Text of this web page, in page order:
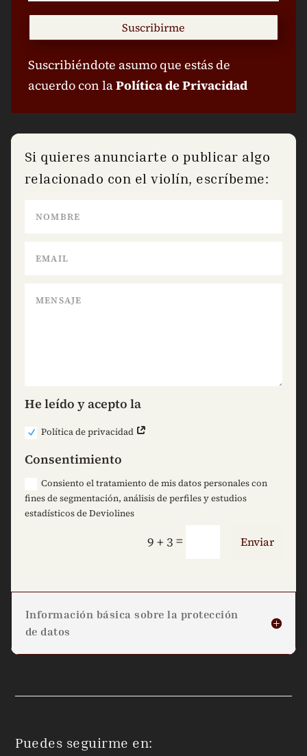
Suscribirme
Suscribiéndote asumo que estás de
acuerdo con laPolítica de Privacidad
Si quieres anunciarte o publicar algo
relacionado con el violín, escríbeme:
He leído y acepto la
Política de privacidad
Consentimiento
Consiento el tratamiento de mis datos personales con
fines de segmentación, análisis de perfiles y estudios
estadísticos de Deviolines
9 + 3 = Enviar
Información básica sobre la protección
de datos
Puedes seguirme en: